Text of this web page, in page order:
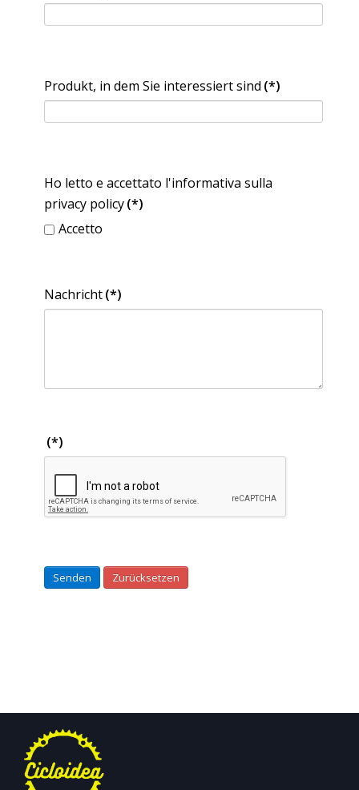
Produkt, in dem Sie interessiert sind (*)
Ho letto e accettato l'informativa sulla
privacy policy(*)
Accetto
Nachricht(*)
(*)
Senden Zurücksetzen